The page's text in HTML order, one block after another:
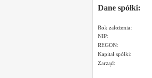
Dane spółki:
Rok założenia:
NIP:
REGON:
Kapitał spółki:
Zarząd: